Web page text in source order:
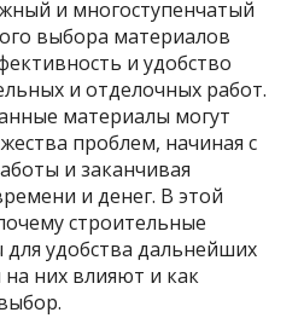
и многоступенчатый
выбора материалов
и удобство
и отделочных работ.
материалы могут
проблем, начиная с
и заканчивая
и денег. В этой
строительные
удобства дальнейших
них влияют и как